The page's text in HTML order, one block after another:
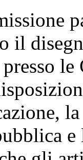
il
presso